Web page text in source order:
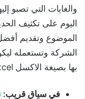
والغايات التي تصبو
اليوم على تكثيف
الموضوع وتقديم
الشركة وتستعمله
بها بصيغة الاكسل Excel.
في سياقٍ قريب: